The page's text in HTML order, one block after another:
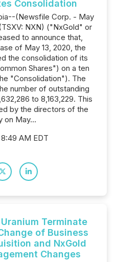
Consolidation
(Newsfile Corp. - May
NXN) ("NxGold" or
to announce that,
of May 13, 2020, the
the consolidation of its
Shares") on a ten
"Consolidation"). The
number of outstanding
to 8,163,229. This
by the directors of the
on May...
AM EDT
Terminate
of Business
and NxGold
Changes